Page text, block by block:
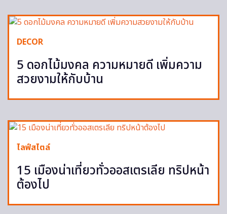
DECOR
5 ดอกไม้มงคล ความหมายดี เพิ่มความ
สวยงามให้กับบ้าน
ไลฟ์สไตล์
15 เมืองน่าเที่ยวทั่วออสเตรเลีย ทริปหน้า
ต้องไป